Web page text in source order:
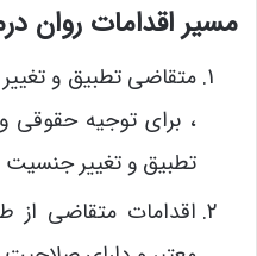
مسیر اقدامات روان
متقاضی تطبیق و
، برای توجیه حقوقی
تطبیق و تغییر جنسیت
اقدامات متقاضی از